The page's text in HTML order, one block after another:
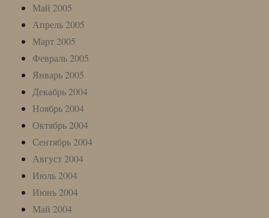
Май 2005
Апрель 2005
Март 2005
Февраль 2005
Январь 2005
Декабрь 2004
Ноябрь 2004
Октябрь 2004
Сентябрь 2004
Август 2004
Июль 2004
Июнь 2004
Май 2004